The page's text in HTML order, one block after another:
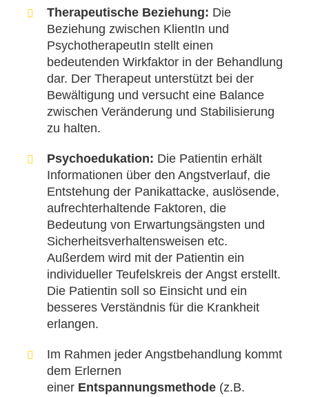
Therapeutische Beziehung: Die
Beziehung zwischen KlientIn und
PsychotherapeutIn stellt einen
bedeutenden Wirkfaktor in der Behandlung
dar. Der Therapeut unterstützt bei der
Bewältigung und versucht eine Balance
zwischen Veränderung und Stabilisierung
zu halten.
Psychoedukation: Die Patientin erhält
Informationen über den Angstverlauf, die
Entstehung der Panikattacke, auslösende,
aufrechterhaltende Faktoren, die
Bedeutung von Erwartungsängsten und
Sicherheitsverhaltensweisen etc.
Außerdem wird mit der Patientin ein
individueller Teufelskreis der Angst erstellt.
Die Patientin soll so Einsicht und ein
besseres Verständnis für die Krankheit
erlangen.
Im Rahmen jeder Angstbehandlung kommt
dem Erlernen
einer Entspannungsmethode (z.B.